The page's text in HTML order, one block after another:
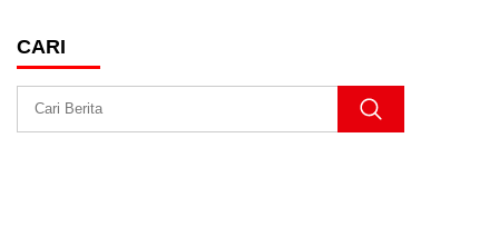
CARI